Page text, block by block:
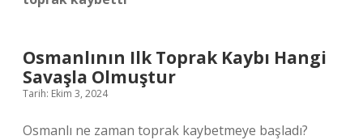
Osmanlının Ilk Toprak Kaybı Hangi
Savaşla Olmuştur
Tarih: Ekim 3, 2024
Osmanlı ne zaman toprak kaybetmeye başladı?